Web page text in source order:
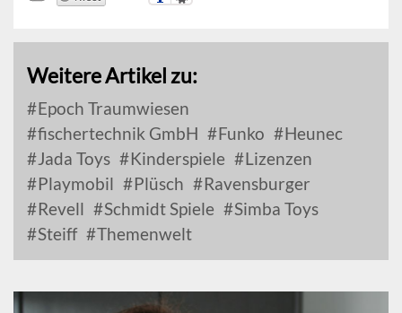
Weitere Artikel zu:
Epoch Traumwiesen
fischertechnik GmbH
Funko
Heunec
Jada Toys
Kinderspiele
Lizenzen
Playmobil
Plüsch
Ravensburger
Revell
Schmidt Spiele
Simba Toys
Steiff
Themenwelt